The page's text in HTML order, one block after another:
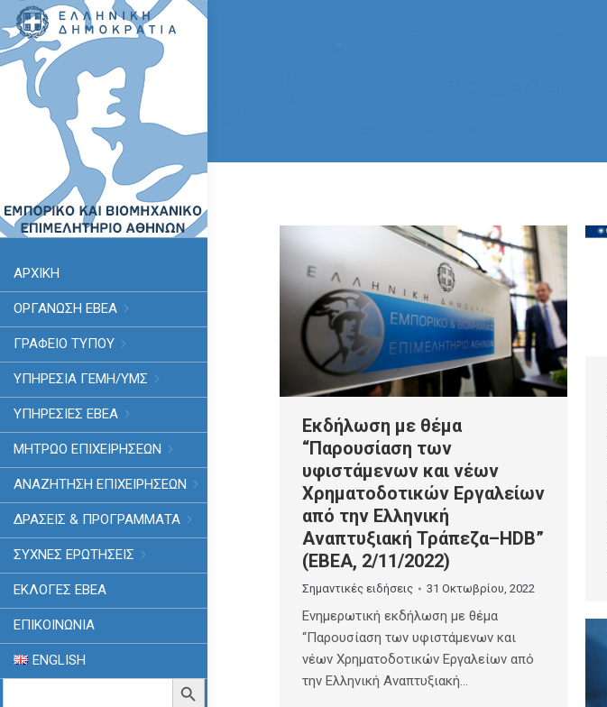
ΑΡΧΙΚΗ
ΟΡΓΑΝΩΣΗ ΕΒΕΑ
ΓΡΑΦΕΙΟ ΤΥΠΟΥ
ΥΠΗΡΕΣΊΑ ΓΕΜΗ/ΥΜΣ
ΥΠΗΡΕΣΙΕΣ ΕΒΕΑ
ΜΗΤΡΩΟ ΕΠΙΧΕΙΡΗΣΕΩΝ
ΑΝΑΖΗΤΗΣΗ ΕΠΙΧΕΙΡΗΣΕΩΝ
ΔΡΑΣΕΙΣ & ΠΡΟΓΡΑΜΜΑΤΑ
ΣΥΧΝΕΣ ΕΡΩΤΗΣΕΙΣ
ΕΚΛΟΓΈΣ ΕΒΕΑ
ΕΠΙΚΟΙΝΩΝΙΑ
ENGLISH
Search
Search Button
Εκδήλωση με θέμα
“Παρουσίαση των
υφιστάμενων και νέων
Χρηματοδοτικών Εργαλείων
από την Ελληνική
Αναπτυξιακή Τράπεζα–HDB”
(ΕΒΕΑ, 2/11/2022)
Σημαντικές ειδήσεις 31 Οκτωβρίου, 2022
Ενημερωτική εκδήλωση με θέμα
“Παρουσίαση των υφιστάμενων και
νέων Χρηματοδοτικών Εργαλείων από
την Ελληνική Αναπτυξιακή…